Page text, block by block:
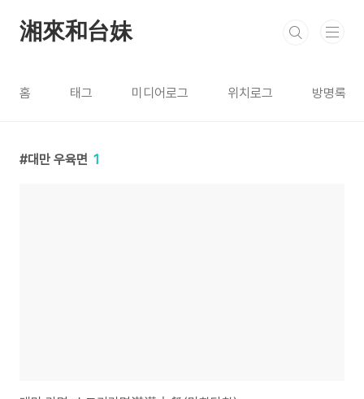
湘來和台妹
홈 태그 미디어로그 위치로그 방명록
대만 우육면 1